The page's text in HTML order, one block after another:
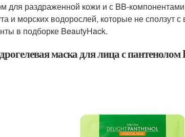
для раздраженной кожи и с BB-
и морских водорослей, которые не сползут
в подборке BeautyHack.
маска для лица с